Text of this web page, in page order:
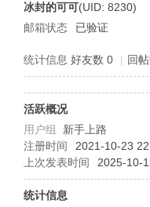
冰封的可可(UID: 8230)
邮箱状态
已验证
统计信息 好友数 0 | 回
活跃概况
用户组 新手上路
注册时间
2021-10-23
上次发表时间
2025-10-
统计信息